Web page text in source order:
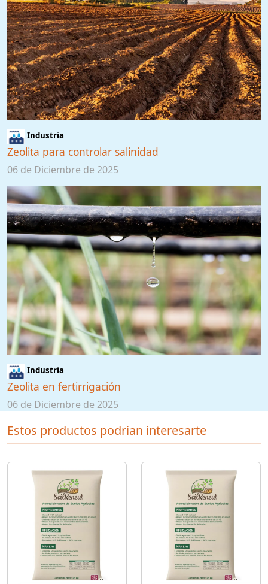
Industria
Zeolita para controlar salinidad
06 de Diciembre de 2025
Industria
Zeolita en fertirrigación
06 de Diciembre de 2025
Estos productos podrian interesarte